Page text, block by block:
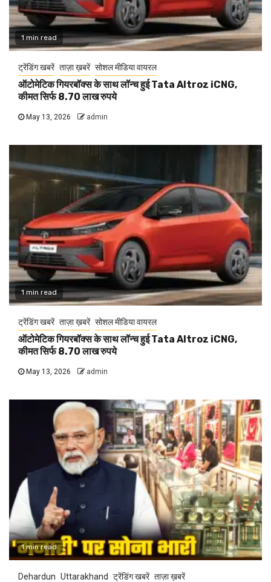
1 min read
ट्रेंडिंग खबरें ताज़ा ख़बरें सोशल मीडिया वायरल
ऑटोमेटिक गियरबॉक्स के साथ लॉन्च हुई Tata Altroz iCNG,
कीमत सिर्फ 8.70 लाख रुपये
May 13, 2026 admin
1 min read
ट्रेंडिंग खबरें ताज़ा ख़बरें सोशल मीडिया वायरल
ऑटोमेटिक गियरबॉक्स के साथ लॉन्च हुई Tata Altroz iCNG,
कीमत सिर्फ 8.70 लाख रुपये
May 13, 2026 admin
1 min read
Dehardun Uttarakhand ट्रेंडिंग खबरें ताज़ा ख़बरें